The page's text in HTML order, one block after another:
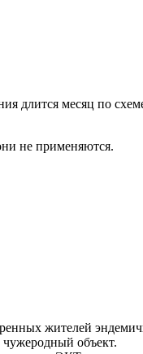
длится месяц по
не применяются.
жителей
объект.